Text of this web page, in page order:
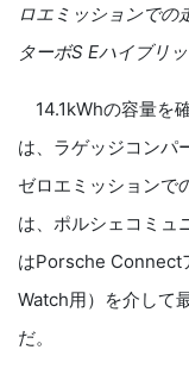
ロエミッションでの
ターボS Eハイブリ
14.1kWhの容量を
は、ラゲッジコンパ
ゼロエミッションで
は、ポルシェコミュ
はPorsche Connect
Watch用）を介して
だ。